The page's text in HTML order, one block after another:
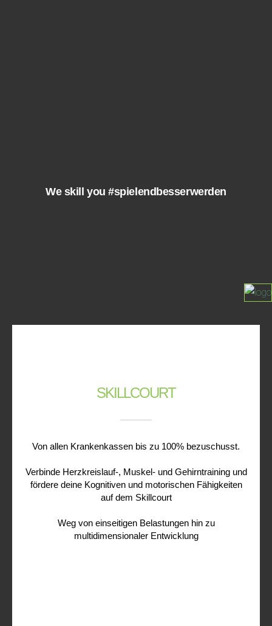
We skill you #spielendbesserwerden
SKILLCOURT
Von allen Krankenkassen bis zu 100% bezuschusst.
Verbinde Herzkreislauf-, Muskel- und Gehirntraining und
fördere deine Kognitiven und motorischen Fähigkeiten
auf dem Skillcourt
Weg von einseitigen Belastungen hin zu
multidimensionaler Entwicklung